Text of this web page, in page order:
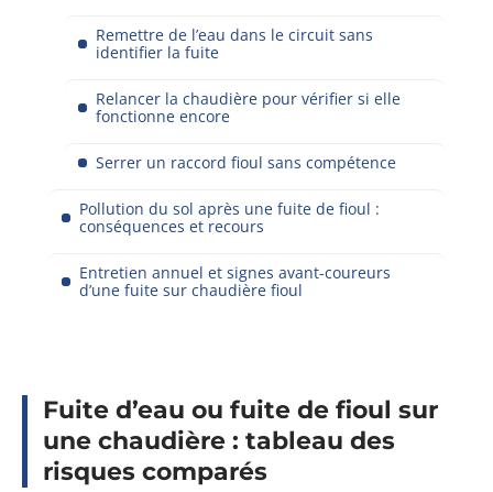
Remettre de l’eau dans le circuit sans
identifier la fuite
Relancer la chaudière pour vérifier si elle
fonctionne encore
Serrer un raccord fioul sans compétence
Pollution du sol après une fuite de fioul :
conséquences et recours
Entretien annuel et signes avant-coureurs
d’une fuite sur chaudière fioul
Fuite d’eau ou fuite de fioul sur
une chaudière : tableau des
risques comparés